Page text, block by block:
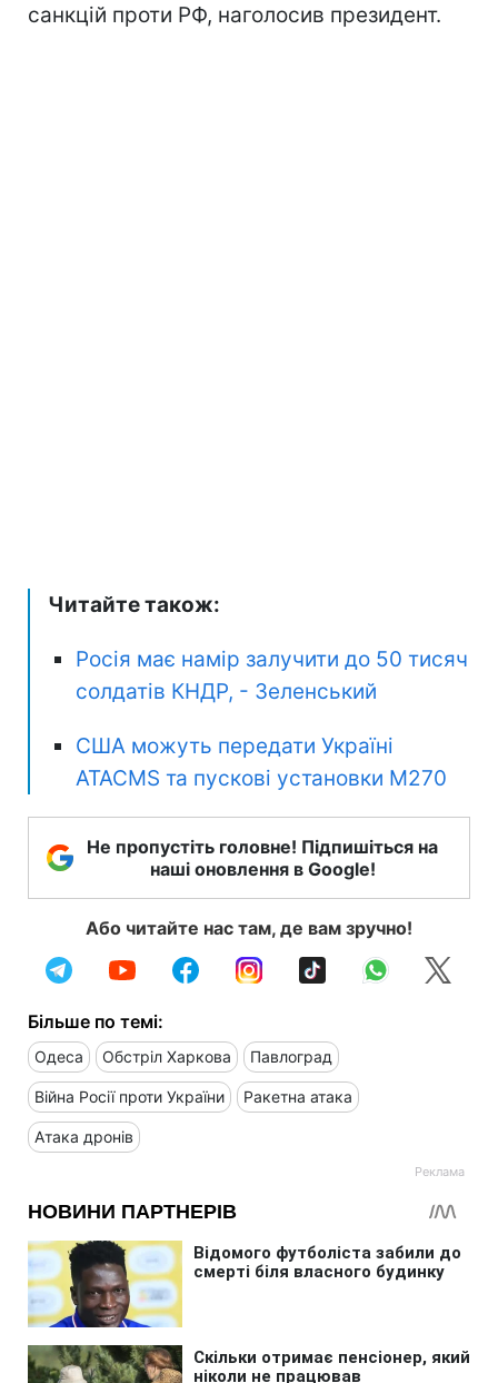
санкцій проти РФ, наголосив президент.
Читайте також:
Росія має намір залучити до 50 тисяч
солдатів КНДР, - Зеленський
США можуть передати Україні
ATACMS та пускові установки M270
Не пропустіть головне! Підпишіться на
наші оновлення в Google!
Або читайте нас там, де вам зручно!
Більше по темі:
Одеса Обстріл Харкова Павлоград
Війна Росії проти України Ракетна атака
Атака дронів